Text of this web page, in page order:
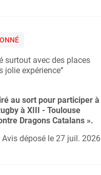
surtout avec des places
expérience‘‘
au sort pour participer à
à XIII - Toulouse
Dragons Catalans ».
Avis déposé le 27 juil. 2026